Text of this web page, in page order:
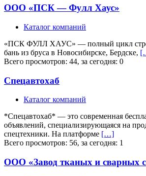
ООО «ПСК — Фулл Хаус»
Каталог компаний
«ПСК ФУЛЛ ХАУС» — полный цикл
бань из бруса в Новосибирске, Бердске,
Всего просмотров: 44, за сегодня: 0
Спецавтохаб
Каталог компаний
*Спецавтохаб* — это современная
объявлений, специализирующаяся на
спецтехники. На платформе […]
Всего просмотров: 56, за сегодня: 1
ООО «Завод тканых и сварных